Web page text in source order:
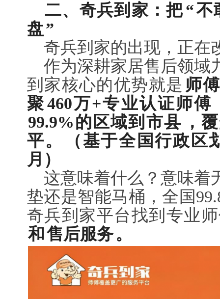
二、奇兵到家：把“不
盘”
奇兵到家的出现，正在
作为深耕家居售后领域
到家核心的优势就是 师
聚460万+专业认证师傅
99.9%的区域到市县 ，
平。
（基于全国行政区
月）
这意味着什么？意味着
垫还是智能马桶，全国
奇兵到家平台找到专业
和 售后服务。